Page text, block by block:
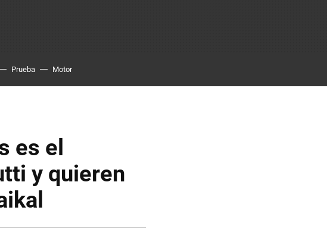
Prueba Motor
es el
y quieren